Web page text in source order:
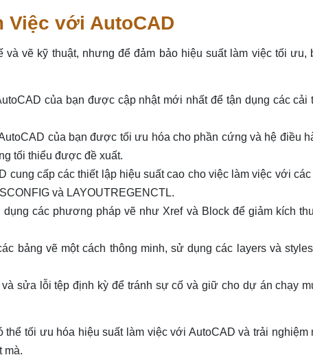
Việc với AutoCAD
vẽ kỹ thuật, nhưng để đảm bảo hiệu suất làm việc tối ưu,
của bạn được cập nhật mới nhất để tận dụng các cải
của bạn được tối ưu hóa cho phần cứng và hệ điều
tối thiểu được đề xuất.
cung cấp các thiết lập hiệu suất cao cho việc làm việc với các
và LAYOUTREGENCTL.
các phương pháp vẽ như Xref và Block để giảm kích
bảng vẽ một cách thông minh, sử dụng các layers và
sửa lỗi tệp định kỳ để tránh sự cố và giữ cho dự án chạy
tối ưu hóa hiệu suất làm việc với AutoCAD và trải nghiệm
mà.